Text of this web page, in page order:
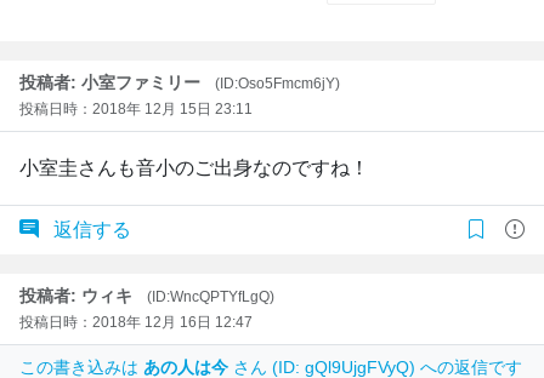
投稿者: 小室ファミリー
(ID:Oso5Fmcm6jY)
投稿日時：2018年 12月 15日 23:11
小室圭さんも音小のご出身なのですね！
返信する
投稿者: ウィキ
(ID:WncQPTYfLgQ)
投稿日時：2018年 12月 16日 12:47
この書き込みは あの人は今 さん (ID: gQl9UjgFVyQ) への返信です